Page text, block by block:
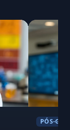
PÓS-